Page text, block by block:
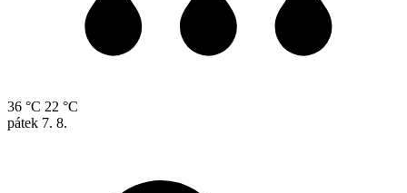
36 °C 22 °C
pátek 7. 8.